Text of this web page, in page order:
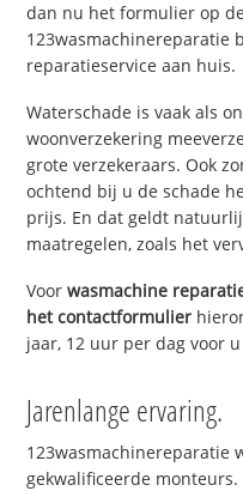
dan nu het formulier op
123wasmachinereparatie
reparatieservice aan huis.
Waterschade is vaak als
woonverzekering
grote verzekeraars. Ook
ochtend bij u de schade
prijs. En dat geldt
maatregelen, zoals het
Voorwasmachine
het contactformulier
jaar, 12 uur per dag voor
Jarenlange ervaring.
123wasmachinereparatie
gekwalificeerde